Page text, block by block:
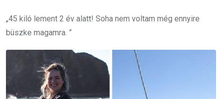
„45 kiló lement 2 év alatt! Soha nem voltam még ennyire
büszke magamra. ”